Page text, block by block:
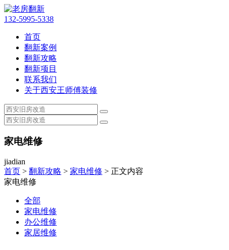
132-5995-5338
首页
翻新案例
翻新攻略
翻新项目
联系我们
关于西安王师傅装修
家电维修
jiadian
首页 > 翻新攻略 > 家电维修 > 正文内容
家电维修
全部
家电维修
办公维修
家居维修